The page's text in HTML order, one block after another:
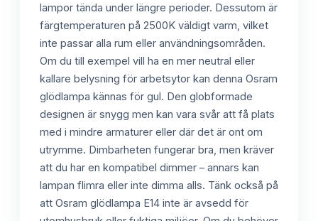
lampor tända under längre perioder. Dessutom är
färgtemperaturen på 2500K väldigt varm, vilket
inte passar alla rum eller användningsområden.
Om du till exempel vill ha en mer neutral eller
kallare belysning för arbetsytor kan denna Osram
glödlampa kännas för gul. Den globformade
designen är snygg men kan vara svår att få plats
med i mindre armaturer eller där det är ont om
utrymme. Dimbarheten fungerar bra, men kräver
att du har en kompatibel dimmer – annars kan
lampan flimra eller inte dimma alls. Tänk också på
att Osram glödlampa E14 inte är avsedd för